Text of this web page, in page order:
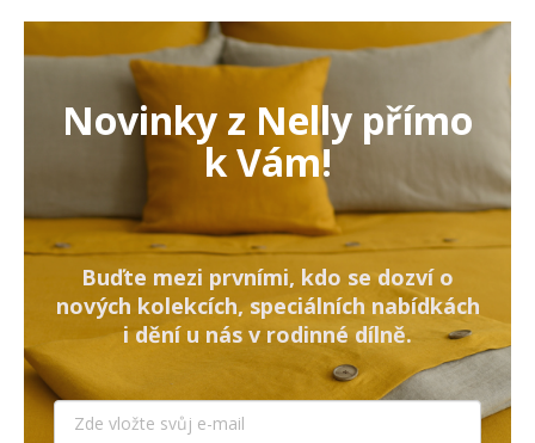
Novinky z Nelly přímo
k Vám!
Buďte mezi prvními, kdo se dozví o
nových kolekcích, speciálních nabídkách
i dění u nás v rodinné dílně.